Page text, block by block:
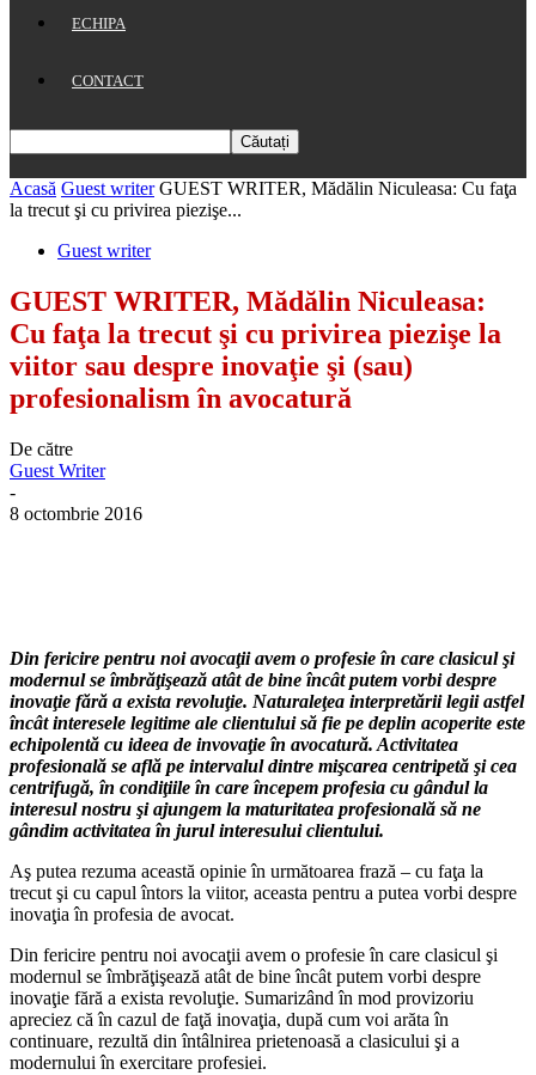
ECHIPA
CONTACT
Acasă Guest writer GUEST WRITER, Mădălin Niculeasa: Cu faţa
la trecut şi cu privirea piezişe...
Guest writer
GUEST WRITER, Mădălin Niculeasa:
Cu faţa la trecut şi cu privirea piezişe la
viitor sau despre inovaţie şi (sau)
profesionalism în avocatură
De către
Guest Writer
-
8 octombrie 2016
Din fericire pentru noi avocaţii avem o profesie în care clasicul şi
modernul se îmbrăţişează atât de bine încât putem vorbi despre
inovaţie fără a exista revoluţie. Naturaleţea interpretării legii astfel
încât interesele legitime ale clientului să fie pe deplin acoperite este
echipolentă cu ideea de invovaţie în avocatură. Activitatea
profesională se află pe intervalul dintre mişcarea centripetă şi cea
centrifugă, în condiţiile în care începem profesia cu gândul la
interesul nostru şi ajungem la maturitatea profesională să ne
gândim activitatea în jurul interesului clientului.
Aş putea rezuma această opinie în următoarea frază – cu faţa la
trecut şi cu capul întors la viitor, aceasta pentru a putea vorbi despre
inovaţia în profesia de avocat.
Din fericire pentru noi avocaţii avem o profesie în care clasicul şi
modernul se îmbrăţişează atât de bine încât putem vorbi despre
inovaţie fără a exista revoluţie. Sumarizând în mod provizoriu
apreciez că în cazul de faţă inovaţia, după cum voi arăta în
continuare, rezultă din întâlnirea prietenoasă a clasicului şi a
modernului în exercitare profesiei.